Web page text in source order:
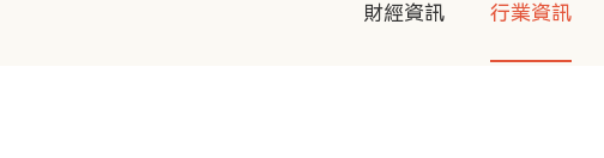
財經資訊 行業資訊